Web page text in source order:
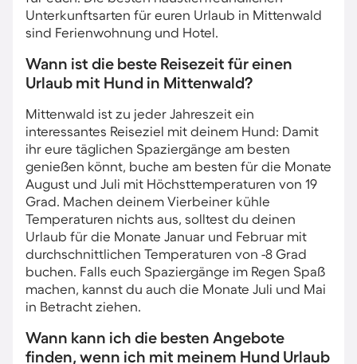
Unterkunftsarten für euren Urlaub in Mittenwald
sind Ferienwohnung und Hotel.
Wann ist die beste Reisezeit für einen
Urlaub mit Hund in Mittenwald?
Mittenwald ist zu jeder Jahreszeit ein
interessantes Reiseziel mit deinem Hund: Damit
ihr eure täglichen Spaziergänge am besten
genießen könnt, buche am besten für die Monate
August und Juli mit Höchsttemperaturen von 19
Grad. Machen deinem Vierbeiner kühle
Temperaturen nichts aus, solltest du deinen
Urlaub für die Monate Januar und Februar mit
durchschnittlichen Temperaturen von -8 Grad
buchen. Falls euch Spaziergänge im Regen Spaß
machen, kannst du auch die Monate Juli und Mai
in Betracht ziehen.
Wann kann ich die besten Angebote
finden, wenn ich mit meinem Hund Urlaub